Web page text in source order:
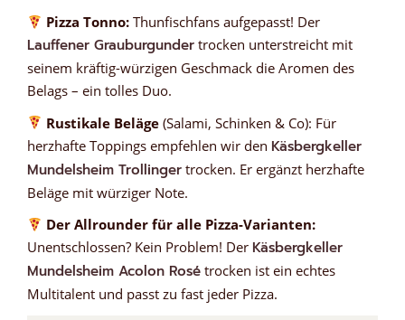
Pizza Tonno: Thunfischfans aufgepasst! Der
Lauffener Grauburgunder trocken unterstreicht mit
seinem kräftig-würzigen Geschmack die Aromen des
Belags – ein tolles Duo.
Rustikale Beläge (Salami, Schinken & Co): Für
herzhafte Toppings empfehlen wir den Käsbergkeller
Mundelsheim Trollinger trocken. Er ergänzt herzhafte
Beläge mit würziger Note.
Der Allrounder für alle Pizza-Varianten:
Unentschlossen? Kein Problem! Der Käsbergkeller
Mundelsheim Acolon Rosé trocken ist ein echtes
Multitalent und passt zu fast jeder Pizza.